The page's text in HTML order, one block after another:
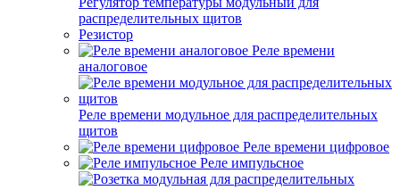
распределительных щитов
Резистор
Реле времени
аналоговое
Реле времени модульное для распределительных
щитов
Реле времени цифровое
Реле импульсное